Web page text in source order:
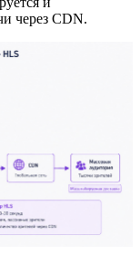
через CDN.